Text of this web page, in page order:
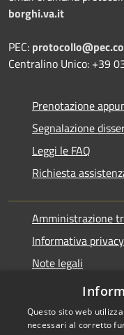
borghi.va.it
PEC:
Centralino Unico: +39
Prenotazione
Segnalazione
Leggi le FAQ
Richiesta
Amministrazione
Informativa privacy
Note legali
Dichiarazione di
Questo sito web
necessari al corretto